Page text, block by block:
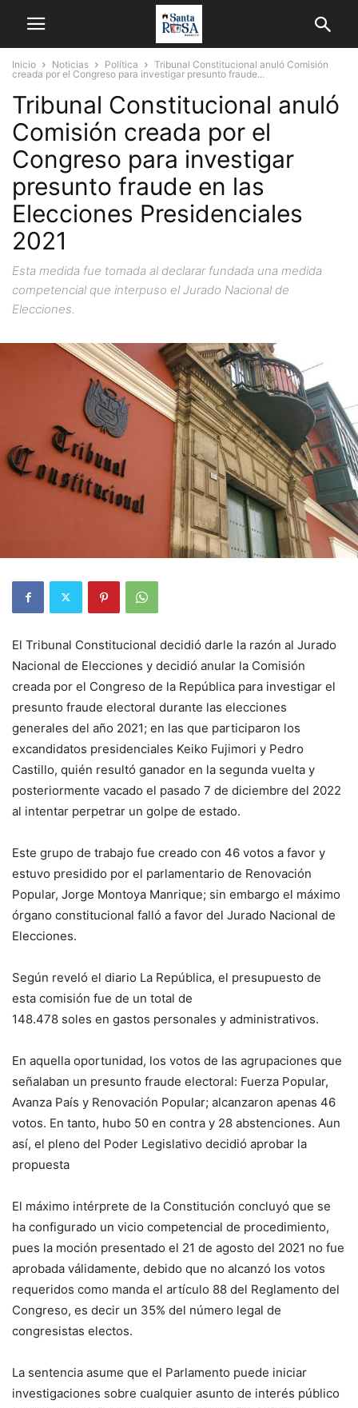
Inicio Noticias Política
Tribunal Constitucional anuló Comisión
creada por el Congreso para investigar presunto fraude...
Tribunal Constitucional anuló
Comisión creada por el
Congreso para investigar
presunto fraude en las
Elecciones Presidenciales
2021
Esta medida fue tomada al declarar fundada una medida
competencial que interpuso el Jurado Nacional de
Elecciones.
El Tribunal Constitucional decidió darle la razón al Jurado
Nacional de Elecciones y decidió anular la Comisión
creada por el Congreso de la República para investigar el
presunto fraude electoral durante las elecciones
generales del año 2021; en las que participaron los
excandidatos presidenciales Keiko Fujimori y Pedro
Castillo, quién resultó ganador en la segunda vuelta y
posteriormente vacado el pasado 7 de diciembre del 2022
al intentar perpetrar un golpe de estado.
Este grupo de trabajo fue creado con 46 votos a favor y
estuvo presidido por el parlamentario de Renovación
Popular, Jorge Montoya Manrique; sin embargo el máximo
órgano constitucional falló a favor del Jurado Nacional de
Elecciones.
Según reveló el diario La República, el presupuesto de
esta comisión fue de un total de
148.478 soles en gastos personales y administrativos.
En aquella oportunidad, los votos de las agrupaciones que
señalaban un presunto fraude electoral: Fuerza Popular,
Avanza País y Renovación Popular; alcanzaron apenas 46
votos. En tanto, hubo 50 en contra y 28 abstenciones. Aun
así, el pleno del Poder Legislativo decidió aprobar la
propuesta
El máximo intérprete de la Constitución concluyó que se
ha configurado un vicio competencial de procedimiento,
pues la moción presentado el 21 de agosto del 2021 no fue
aprobada válidamente, debido que no alcanzó los votos
requeridos como manda el artículo 88 del Reglamento del
Congreso, es decir un 35% del número legal de
congresistas electos.
La sentencia asume que el Parlamento puede iniciar
investigaciones sobre cualquier asunto de interés público